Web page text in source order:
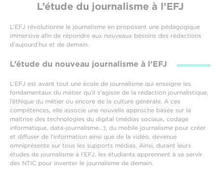
L’étude du journalisme à l’EFJ
L’EFJ révolutionne le journalisme en proposant une pédagogique
immersive afin de répondre aux nouveaux besoins des rédactions
d’aujourd’hui et de demain.
L’étude du nouveau journalisme à l’EFJ
L’EFJ est avant tout une école de journalisme qui enseigne les
fondamentaux du métier qu’il s’agisse de la rédaction journalistique,
l’éthique du métier ou encore de la culture générale. A ces
compétences, elle associe une nouvelle approche basée sur la
maîtrise des technologies du digital (médias sociaux, codage
informatique, data-journalisme…), du mobile journalisme pour créer
et diffuser de l’information ainsi que de la vidéo, devenue
omniprésente sur tous les supports médias. Ainsi, durant leurs
études de journalisme à l’EFJ, les étudiants apprennent à se servir
des NTIC pour inventer le journalisme de demain.